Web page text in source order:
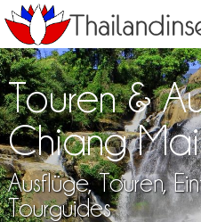
Touren &
Chiang Mai
Ausflüge, Touren,
Tourguides